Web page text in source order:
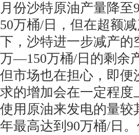
月份沙特原油产量降
50万桶/日，但在超额
下，沙特进一步减产的
万—150万桶/日的剩余
但市场也在担心，即
求的增加会在一定程
使用原油来发电的量
年最高达到90万桶/日